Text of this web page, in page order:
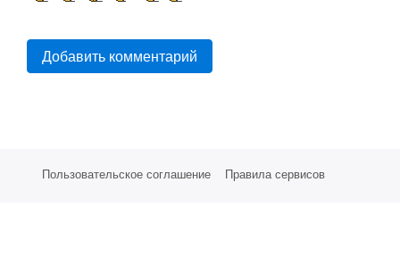
Добавить комментарий
Пользовательское соглашение
Правила сервисов